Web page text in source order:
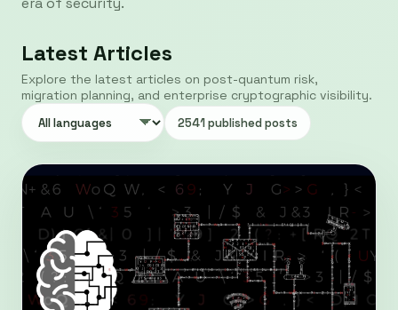
Latest Articles
Explore the latest articles on post-quantum risk,
migration planning, and enterprise cryptographic visibility.
2541 published posts